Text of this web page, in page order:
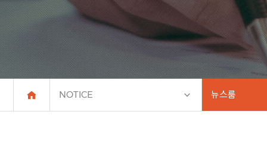
NOTICE 뉴스룸